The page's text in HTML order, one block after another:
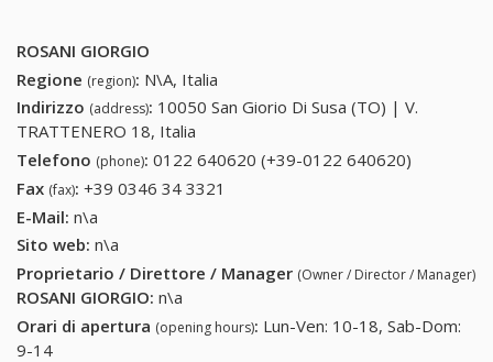
ROSANI GIORGIO
Regione (region): N\A, Italia
Indirizzo (address): 10050 San Giorio Di Susa (TO) | V.
TRATTENERO 18, Italia
Telefono (phone): 0122 640620 (+39-0122 640620)
Fax (fax): +39 0346 34 3321
E-Mail: n\a
Sito web: n\a
Proprietario / Direttore / Manager (Owner / Director / Manager)
ROSANI GIORGIO: n\a
Orari di apertura (opening hours): Lun-Ven: 10-18, Sab-Dom:
9-14